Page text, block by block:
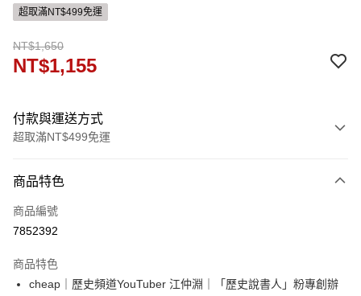
超取滿NT$499免運
NT$1,650
NT$1,155
付款與運送方式
超取滿NT$499免運
信用卡一次付款
ATM付款
運送方式
付款後全家取貨
商品特色
商品編號
7852392
商品特色
cheap｜歷史頻道YouTuber 江仲淵｜「歷史說書人」粉專創辦